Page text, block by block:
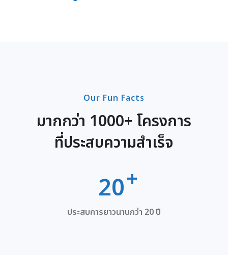
Our Fun Facts
มากกว่า 1000+ โครงการ
ที่ประสบความสำเร็จ
20
ประสบการยาวนานกว่า 20 ปี